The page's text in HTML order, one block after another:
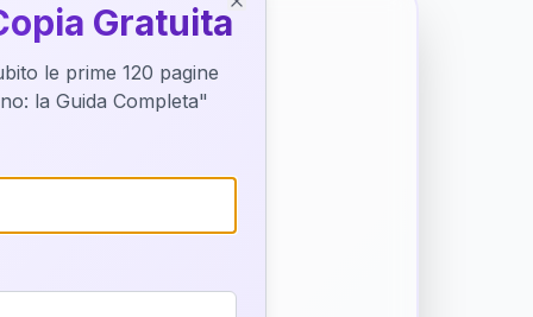
di
Gratuita
le prime 120 pagine
la Guida Completa"